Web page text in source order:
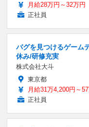
月給28万円～32万円
正社員
バグを見つけるゲーム
休み/研修充実
株式会社大斗
東京都
月給31万4,200円～
正社員